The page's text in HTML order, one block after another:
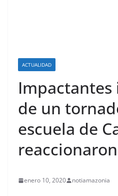
ACTUALIDAD
Impactantes
de un
escuela de
enero 10, 2020 notiamazonia